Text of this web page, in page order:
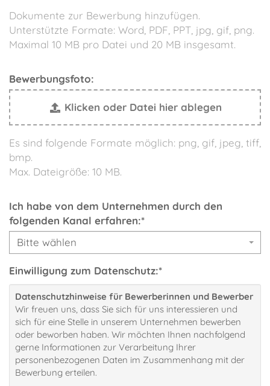
Dokumente zur Bewerbung hinzufügen.
Unterstützte Formate: Word, PDF, PPT, jpg, gif, png.
Maximal 10 MB pro Datei und 20 MB insgesamt.
Bewerbungsfoto:
Klicken oder Datei hier ablegen
Es sind folgende Formate möglich: png, gif, jpeg, tiff,
bmp.
Max. Dateigröße: 10 MB.
Ich habe von dem Unternehmen durch den
folgenden Kanal erfahren:*
Bitte wählen
Einwilligung zum Datenschutz:*
Datenschutzhinweise für Bewerberinnen und Bewerber
Wir freuen uns, dass Sie sich für uns interessieren und
sich für eine Stelle in unserem Unternehmen bewerben
oder beworben haben. Wir möchten Ihnen nachfolgend
gerne Informationen zur Verarbeitung Ihrer
personenbezogenen Daten im Zusammenhang mit der
Bewerbung erteilen.